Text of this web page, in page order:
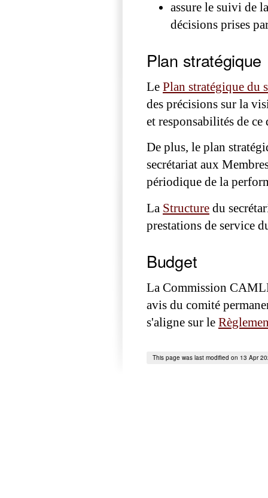
assure le suivi de
décisions prises
Plan stratégique
Le Plan stratégique du
des précisions sur la
et responsabilités de ce
De plus, le plan
secrétariat aux
périodique de la
La Structure du
prestations de service
Budget
La Commission
avis du comité
s'aligne sur le
This page was last modified on 13 Apr